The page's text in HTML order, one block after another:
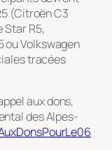
(Citroën C3
Star R5,
ou Volkswagen
tracées
aux dons,
des Alpes-